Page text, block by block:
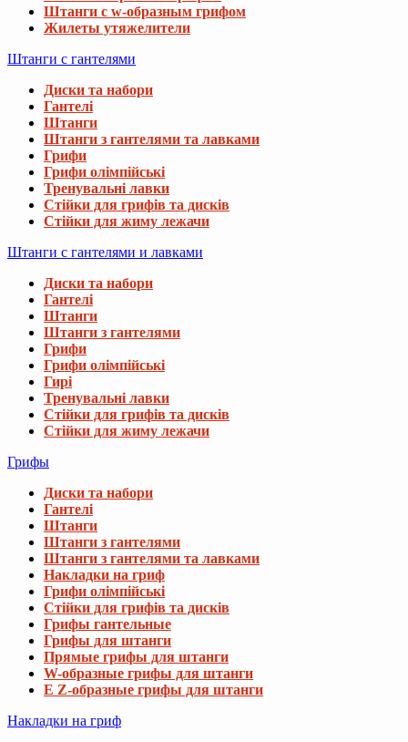
Штанги с w-образным грифом
Жилеты утяжелители
Штанги с гантелями
Диски та набори
Гантелі
Штанги
Штанги з гантелями та лавками
Грифи
Грифи олімпійські
Тренувальні лавки
Стійки для грифів та дисків
Стійки для жиму лежачи
Штанги с гантелями и лавками
Диски та набори
Гантелі
Штанги
Штанги з гантелями
Грифи
Грифи олімпійські
Гирі
Тренувальні лавки
Стійки для грифів та дисків
Стійки для жиму лежачи
Грифы
Диски та набори
Гантелі
Штанги
Штанги з гантелями
Штанги з гантелями та лавками
Накладки на гриф
Грифи олімпійські
Стійки для грифів та дисків
Грифы гантельные
Грифы для штанги
Прямые грифы для штанги
W-образные грифы для штанги
E Z-образные грифы для штанги
Накладки на гриф